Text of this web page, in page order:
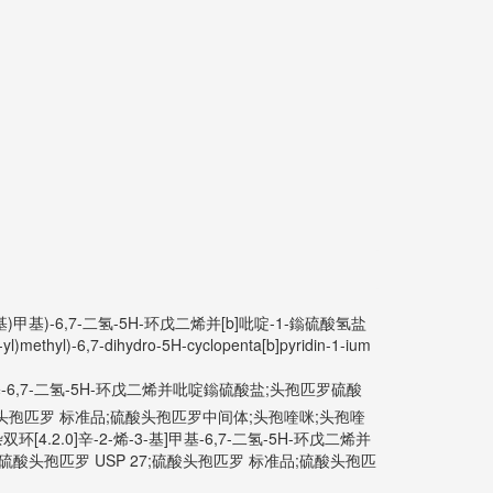
基)-6,7-二氢-5H-环戊二烯并[b]吡啶-1-鎓硫酸氢盐
6,7-dihydro-5H-cyclopenta[b]pyridin-1-ium
二氢-5H-环戊二烯并吡啶鎓硫酸盐;头孢匹罗硫酸
匹罗 标准品;硫酸头孢匹罗中间体;头孢喹咪;头孢喹
环[4.2.0]辛-2-烯-3-基]甲基-6,7-二氢-5H-环戊二烯并
头孢匹罗 USP 27;硫酸头孢匹罗 标准品;硫酸头孢匹